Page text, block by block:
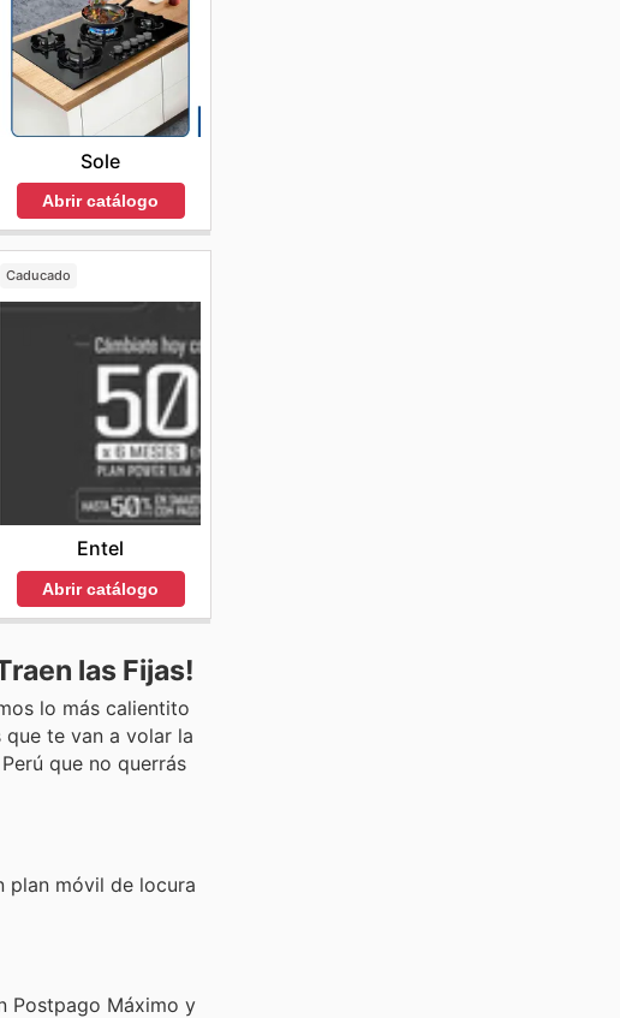
Sole
Abrir catálogo
Caducado
Entel
Abrir catálogo
las Fijas!
lo más calientito
te van a volar la
que no querrás
plan móvil de locura
Postpago Máximo y